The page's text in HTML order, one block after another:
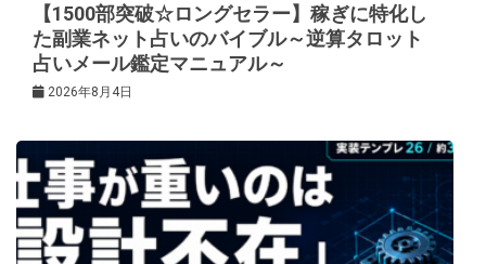
【1500部突破☆ロングセラー】稼ぎに特化し
た副業ネット占いのバイブル～逆算タロット
占いメール鑑定マニュアル～
2026年8月4日